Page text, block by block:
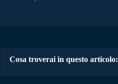
Cosa troverai in questo articolo: